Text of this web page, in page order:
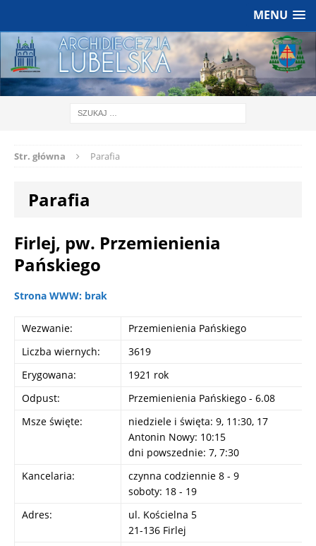
MENU
Str. główna Parafia
Parafia
Firlej, pw. Przemienienia
Pańskiego
Strona WWW: brak
Wezwanie:
Przemienienia Pańskiego
Liczba wiernych:
3619
Erygowana:
1921 rok
Odpust:
Przemienienia Pańskiego - 6.08
Msze święte:
niedziele i święta: 9, 11:30, 17
Antonin Nowy: 10:15
dni powszednie: 7, 7:30
Kancelaria:
czynna codziennie 8 - 9
soboty: 18 - 19
Adres:
ul. Kościelna 5
21-136 Firlej